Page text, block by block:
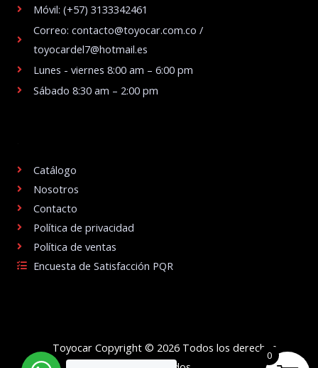
Móvil: (+57) 3133342461
Correo: contacto@toyocar.com.co /
toyocardel7@hotmail.es
Lunes - viernes 8:00 am – 6:00 pm
Sábado 8:30 am – 2:00 pm
Catálogo
Nosotros
Contacto
Política de privacidad
Política de ventas
Encuesta de Satisfacción PQR
Toyocar Copyright © 2026 Todos los derechos
0